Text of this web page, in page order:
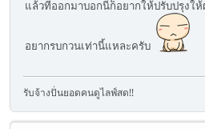
แล้วที่ออกมาบอกนี่ก็อยากให้ปรับปรุงใ
อยากรบกวนเท่านี้แหละครับ
รับจ้างปั่นยอดคนดูไลฟ์สด!!